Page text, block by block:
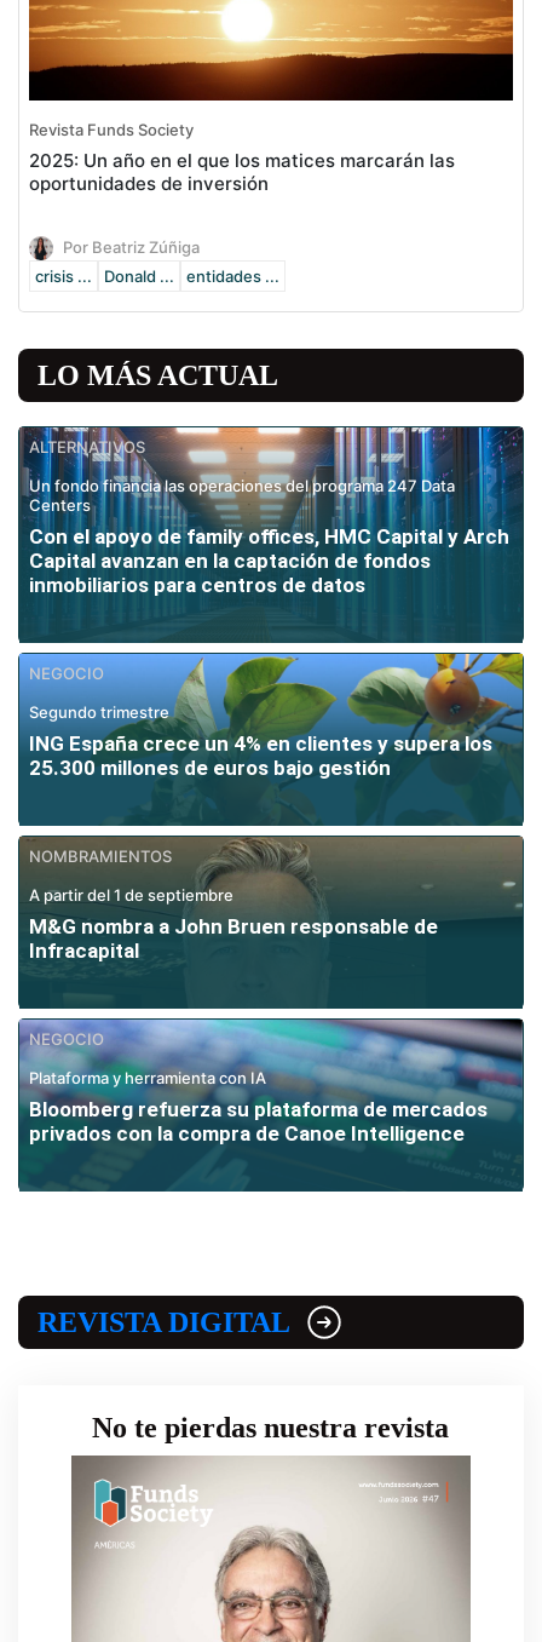
Revista Funds Society
2025: Un año en el que los matices marcarán las
oportunidades de inversión
Por Beatriz Zúñiga
crisis ...
Donald ... entidades ...
LO MÁS ACTUAL
ALTERNATIVOS
Un fondo financia las operaciones del programa 247 Data
Centers
Con el apoyo de family offices, HMC Capital y Arch
Capital avanzan en la captación de fondos
inmobiliarios para centros de datos
NEGOCIO
Segundo trimestre
ING España crece un 4% en clientes y supera los
25.300 millones de euros bajo gestión
NOMBRAMIENTOS
A partir del 1 de septiembre
M&G nombra a John Bruen responsable de
Infracapital
NEGOCIO
Plataforma y herramienta con IA
Bloomberg refuerza su plataforma de mercados
privados con la compra de Canoe Intelligence
REVISTA DIGITAL
No te pierdas nuestra revista